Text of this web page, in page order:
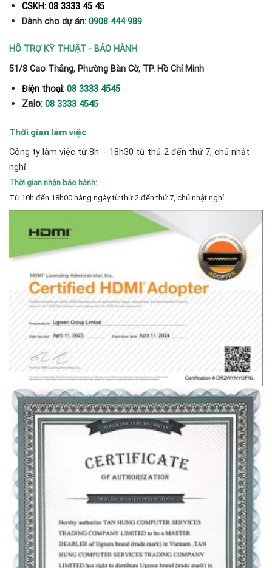
CSKH: 08 3333 45 45
Dành cho dự án: 0908 444 989
HỖ TRỢ KỸ THUẬT - BẢO HÀNH
51/8 Cao Thắng, Phường Bàn Cờ, TP. Hồ Chí Minh
Điện thoại: 08 3333 4545
Zalo: 08 3333 4545
Thời gian làm việc
Công ty làm việc từ 8h - 18h30 từ thứ 2 đến thứ 7, chủ nhật
nghỉ
Thời gian nhận bảo hành:
Từ 10h đến 18h00 hàng ngày từ thứ 2 đến thứ 7, chủ nhật nghỉ